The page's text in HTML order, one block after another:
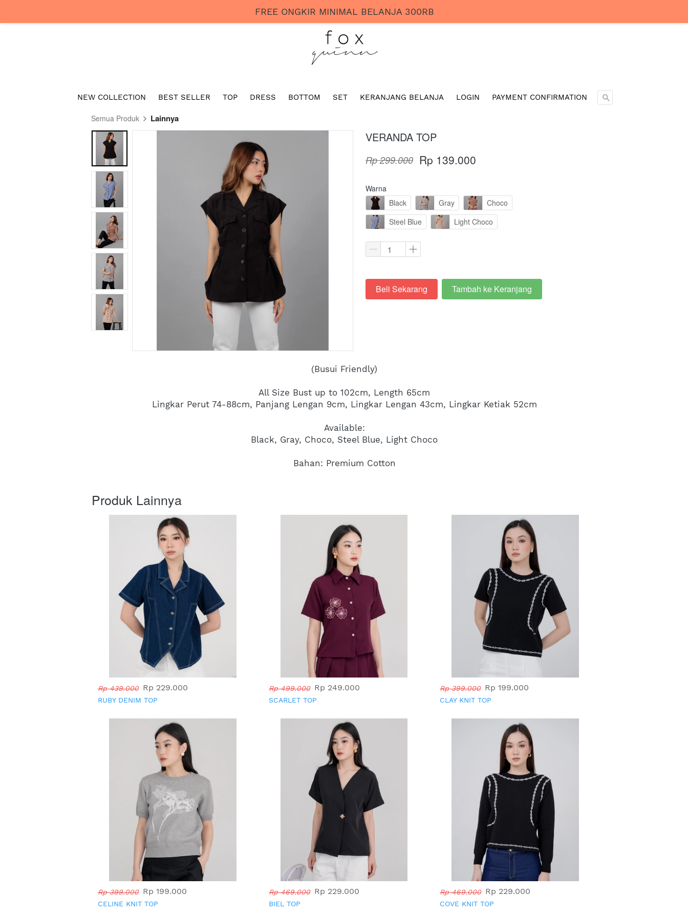
NEW COLLECTION BEST SELLER TOP DRESS BOTTOM SET KERANJANG BELANJA LOGIN PAYMENT CONFIRMATION
Semua Produk Lainnya
VERANDA TOP
Rp 299.000 Rp 139.000
Warna
Black
Gray
Choco
Steel Blue
Light Choco
`Beli Sekarang `
Tambah ke Keranjang
(Busui Friendly)
All Size Bust up to 102cm, Length 65cm
Lingkar Perut 74-88cm, Panjang Lengan 9cm, Lingkar Lengan 43cm, Lingkar Ketiak 52cm
Available:
Black, Gray, Choco, Steel Blue, Light Choco
Bahan: Premium Cotton
Produk Lainnya
Rp 439.000 Rp 229.000
RUBY DENIM TOP
Rp 499.000 Rp 249.000
SCARLET TOP
Rp 399.000 Rp 199.000
CLAY KNIT TOP
Rp 399.000 Rp 199.000
CELINE KNIT TOP
Rp 469.000 Rp 229.000
BIEL TOP
Rp 469.000 Rp 229.000
COVE KNIT TOP
FREE ONGKIR MINIMAL BELANJA 300RB